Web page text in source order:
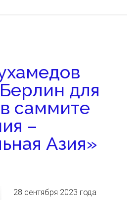
для
саммите
–
Азия»
28 сентября 2023 года